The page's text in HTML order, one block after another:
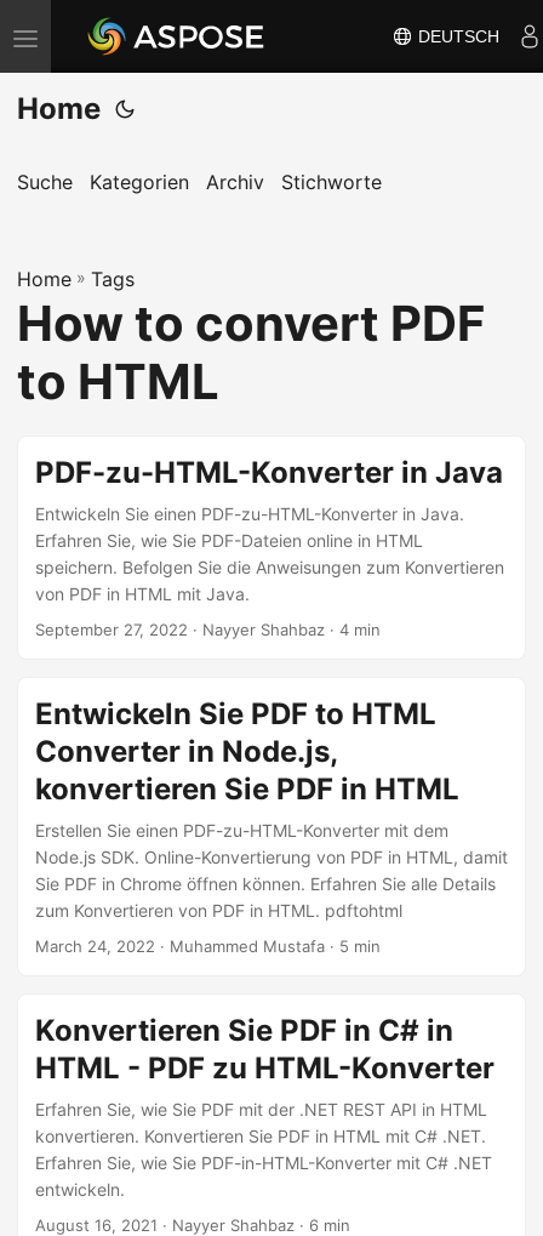
N
a
v
g
i
o
n
u
DEUTSCH
Home
Suche Kategorien Archiv Stichworte
Home » Tags
How to convert PDF
to HTML
PDF-zu-HTML-Konverter in Java
Entwickeln Sie einen PDF-zu-HTML-Konverter in Java.
Erfahren Sie, wie Sie PDF-Dateien online in HTML
speichern. Befolgen Sie die Anweisungen zum Konvertieren
von PDF in HTML mit Java.
September 27, 2022 · Nayyer Shahbaz · 4 min
Entwickeln Sie PDF to HTML
Converter in Node.js,
konvertieren Sie PDF in HTML
Erstellen Sie einen PDF-zu-HTML-Konverter mit dem
Node.js SDK. Online-Konvertierung von PDF in HTML, damit
Sie PDF in Chrome öffnen können. Erfahren Sie alle Details
zum Konvertieren von PDF in HTML. pdftohtml
March 24, 2022 · Muhammed Mustafa · 5 min
Konvertieren Sie PDF in C# in
HTML - PDF zu HTML-Konverter
Erfahren Sie, wie Sie PDF mit der .NET REST API in HTML
konvertieren. Konvertieren Sie PDF in HTML mit C# .NET.
Erfahren Sie, wie Sie PDF-in-HTML-Konverter mit C# .NET
entwickeln.
August 16, 2021 · Nayyer Shahbaz · 6 min